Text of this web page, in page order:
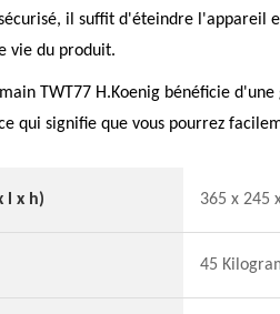
il suffit d'éteindre l'appareil
vie du produit.
TWT77 H.Koenig bénéficie
qui signifie que vous pourrez
l x h) 365 x 245
45